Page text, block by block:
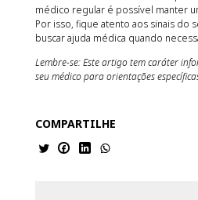
médico regular é possível manter
Por isso, fique atento aos sinais do
buscar ajuda médica quando
Lembre-se: Este artigo tem caráter
seu médico para orientações
COMPARTILHE